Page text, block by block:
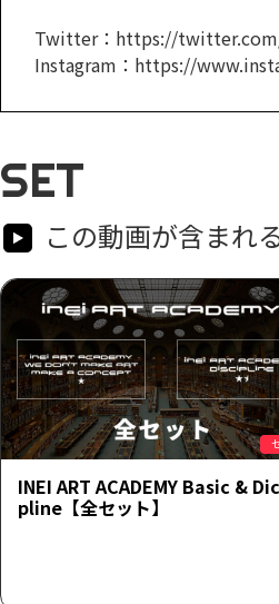
Twitter：https://
Instagram：https://
SET
この動画が含まれ
INEI ART ACADEMY Basic &
pline【全セット】